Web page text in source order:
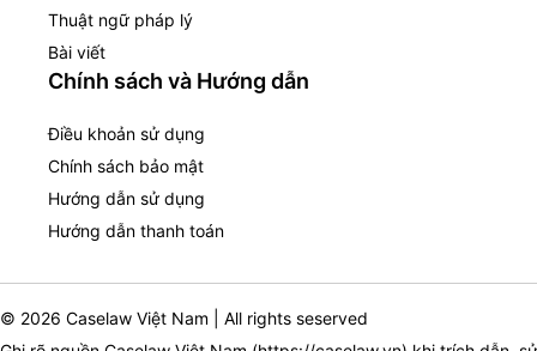
Thuật ngữ pháp lý
Bài viết
Chính sách và Hướng dẫn
Điều khoản sử dụng
Chính sách bảo mật
Hướng dẫn sử dụng
Hướng dẫn thanh toán
© 2026 Caselaw Việt Nam | All rights seserved